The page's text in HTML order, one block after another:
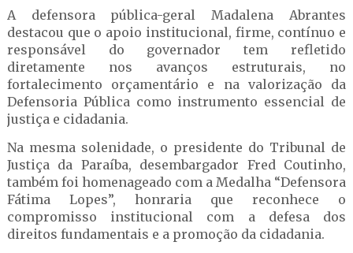
A defensora pública-geral Madalena Abrantes
destacou que o apoio institucional, firme, contínuo e
responsável do governador tem refletido
diretamente nos avanços estruturais, no
fortalecimento orçamentário e na valorização da
Defensoria Pública como instrumento essencial de
justiça e cidadania.
Na mesma solenidade, o presidente do Tribunal de
Justiça da Paraíba, desembargador Fred Coutinho,
também foi homenageado com a Medalha “Defensora
Fátima Lopes”, honraria que reconhece o
compromisso institucional com a defesa dos
direitos fundamentais e a promoção da cidadania.